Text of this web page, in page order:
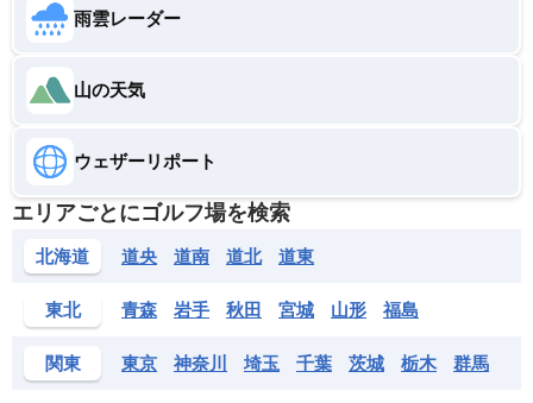
雨雲レーダー
山の天気
ウェザーリポート
エリアごとにゴルフ場を検索
北海道 道央 道南 道北 道東
東北 青森 岩手 秋田 宮城 山形 福島
関東 東京 神奈川 埼玉 千葉 茨城 栃木 群馬